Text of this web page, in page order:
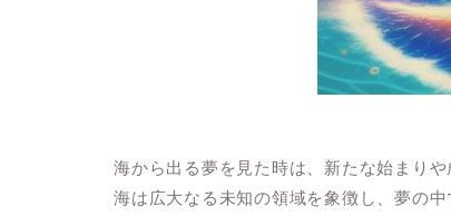
海から出る夢を見た時は、新たな始まり
海は広大なる未知の領域を象徴し、夢の